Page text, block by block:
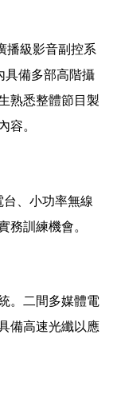
級影音副控系
具備多部高階攝
熟悉整體節目製
容。
、小功率無線
務訓練機會。
。二間多媒體電
備高速光纖以應